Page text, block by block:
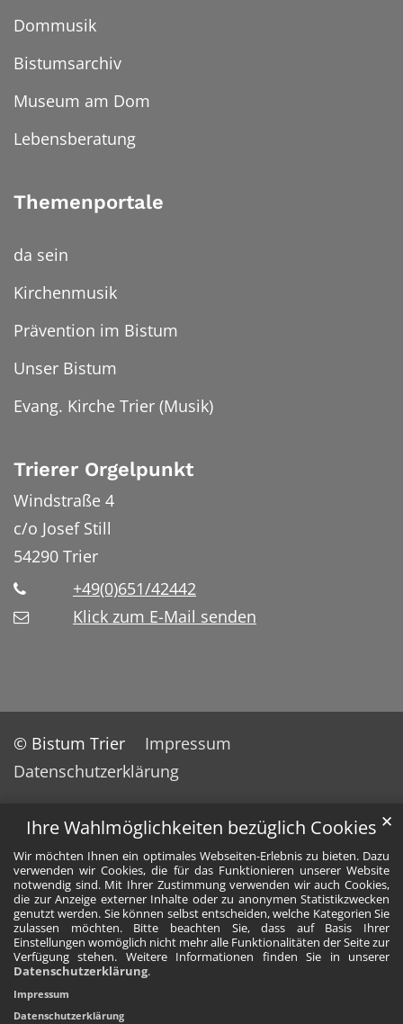
Ihre Wahlmöglichkeiten bezüglich Cookies
Wir möchten Ihnen ein optimales Webseiten-Erlebnis zu bieten. Dazu
verwenden wir Cookies, die für das Funktionieren unserer Website
notwendig sind. Mit Ihrer Zustimmung verwenden wir auch Cookies,
die zur Anzeige externer Inhalte oder zu anonymen Statistikzwecken
genutzt werden. Sie können selbst entscheiden, welche Kategorien Sie
zulassen möchten. Bitte beachten Sie, dass auf Basis Ihrer
Einstellungen womöglich nicht mehr alle Funktionalitäten der Seite zur
Verfügung stehen. Weitere Informationen finden Sie in unserer
Datenschutzerklärung.
✕
Impressum
Datenschutzerklärung
Dommusik
Bistumsarchiv
Museum am Dom
Lebensberatung
Themenportale
da sein
Kirchenmusik
Prävention im Bistum
Unser Bistum
Evang. Kirche Trier (Musik)
Trierer Orgelpunkt
Windstraße 4
c/o Josef Still
54290 Trier
+49(0)651/42442
Klick zum E-Mail senden
© Bistum Trier
Impressum
Datenschutzerklärung